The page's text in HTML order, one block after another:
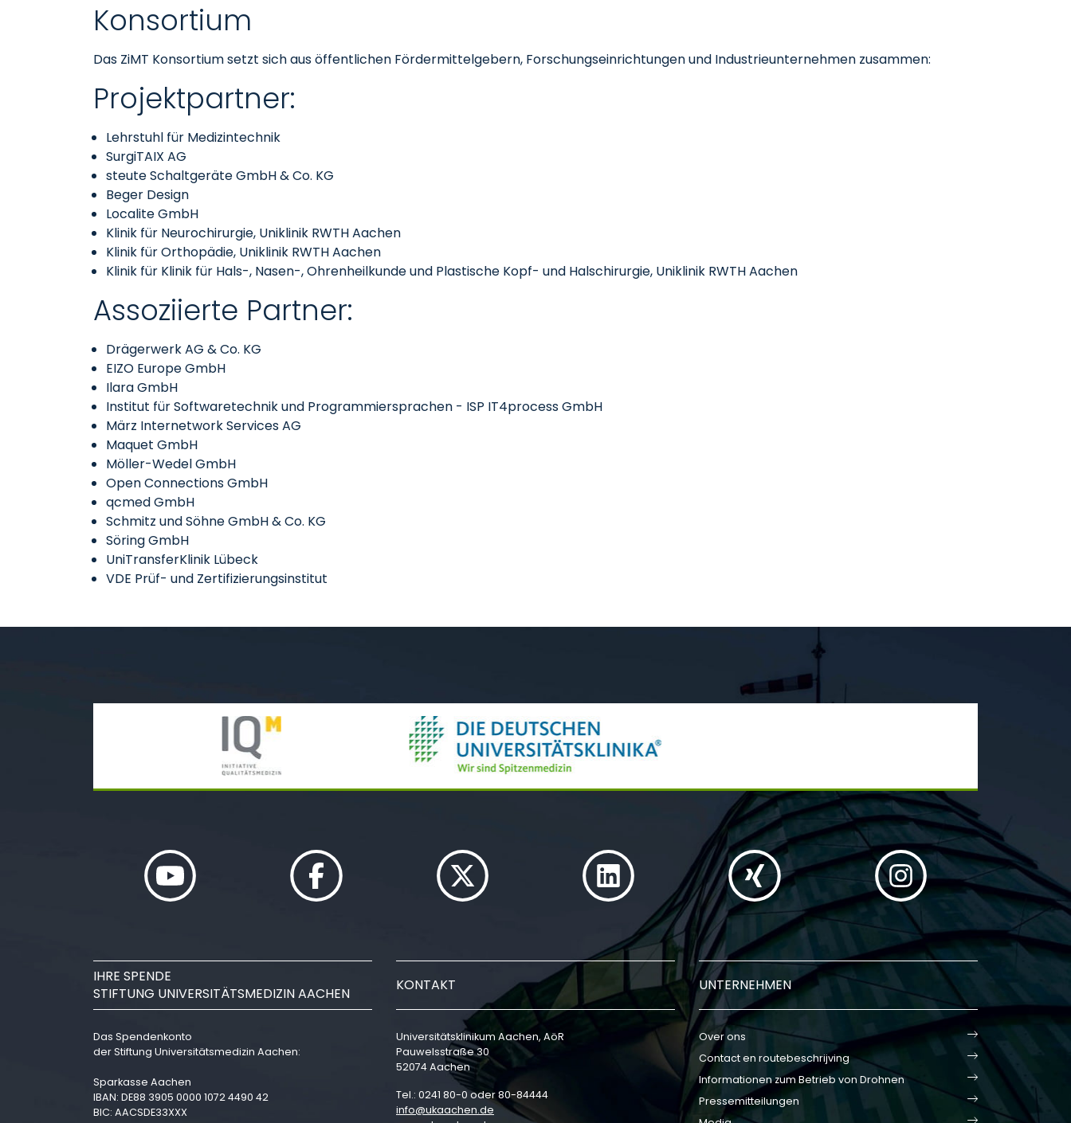
Konsortium
Das ZiMT Konsortium setzt sich aus öffentlichen Fördermittelgebern, Forschungseinrichtungen und Industrieunternehmen zusammen:
Projektpartner:
Lehrstuhl für Medizintechnik
SurgiTAIX AG
steute Schaltgeräte GmbH & Co. KG
Beger Design
Localite GmbH
Klinik für Neurochirurgie, Uniklinik RWTH Aachen
Klinik für Orthopädie, Uniklinik RWTH Aachen
Klinik für Klinik für Hals-, Nasen-, Ohrenheilkunde und Plastische Kopf- und Halschirurgie, Uniklinik RWTH Aachen
Assoziierte Partner:
Drägerwerk AG & Co. KG
EIZO Europe GmbH
Ilara GmbH
Institut für Softwaretechnik und Programmiersprachen - ISP IT4process GmbH
März Internetwork Services AG
Maquet GmbH
Möller-Wedel GmbH
Open Connections GmbH
qcmed GmbH
Schmitz und Söhne GmbH & Co. KG
Söring GmbH
UniTransferKlinik Lübeck
VDE Prüf- und Zertifizierungsinstitut
IHRE SPENDE
STIFTUNG UNIVERSITÄTSMEDIZIN AACHEN
Das Spendenkonto
der Stiftung Universitätsmedizin Aachen:
Sparkasse Aachen
IBAN: DE88 3905 0000 1072 4490 42
BIC: AACSDE33XXX
KONTAKT
Universitätsklinikum Aachen, AöR
Pauwelsstraße 30
52074 Aachen
Tel.: 0241 80-0 oder 80-84444
info
ukaachen de
UNTERNEHMEN
Over ons
Contact en routebeschrijving
Informationen zum Betrieb von Drohnen
Pressemitteilungen